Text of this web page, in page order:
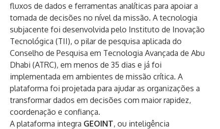
fluxos de dados e ferramentas analíticas para apoiar a
tomada de decisões no nível da missão. A tecnologia
subjacente foi desenvolvida pelo Instituto de Inovação
Tecnológica (TII), o pilar de pesquisa aplicada do
Conselho de Pesquisa em Tecnologia Avançada de Abu
Dhabi (ATRC), em menos de 35 dias e já foi
implementada em ambientes de missão crítica. A
plataforma foi projetada para ajudar as organizações a
transformar dados em decisões com maior rapidez,
coordenação e confiança.
A plataforma integra GEOINT, ou inteligência